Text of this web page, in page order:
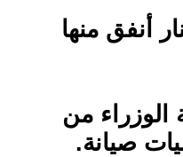
بلغ 11 مليون دينار أنفق منها
من
صيانة.